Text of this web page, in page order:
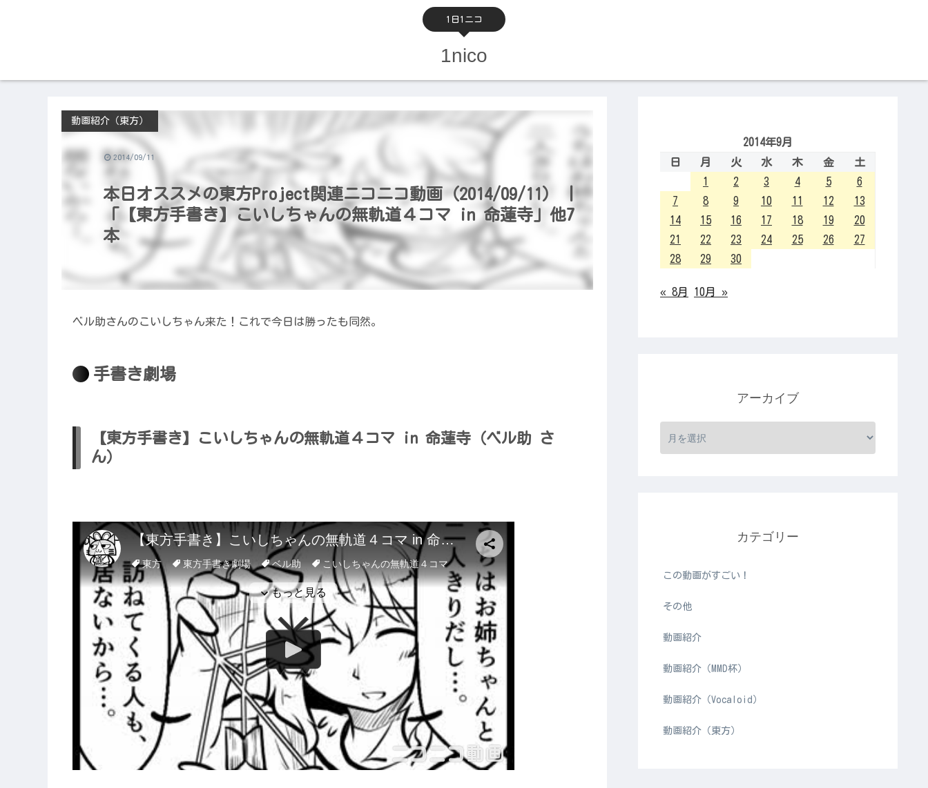
1日1ニコ
1nico
本日オススメの東方Project関連ニコニコ動画（2014/09/11） |
「【東方手書き】こいしちゃんの無軌道４コマ in 命蓮寺」他7
本
動画紹介（東方）
2014/09/11
ベル助さんのこいしちゃん来た！これで今日は勝ったも同然。
手書き劇場
【東方手書き】こいしちゃんの無軌道４コマ in 命蓮寺（ベル助 さ
ん）
2014年9月
日
月 火 水 木 金
土
1
2 3 4 5
6
7
8 9 10 11 12
13
14
15 16 17 18 19
20
21
22 23 24 25 26
27
28
29 30
« 8月 10月 »
アーカイブ
カテゴリー
この動画がすごい！
その他
動画紹介
動画紹介（MMD杯）
動画紹介（Vocaloid）
動画紹介（東方）